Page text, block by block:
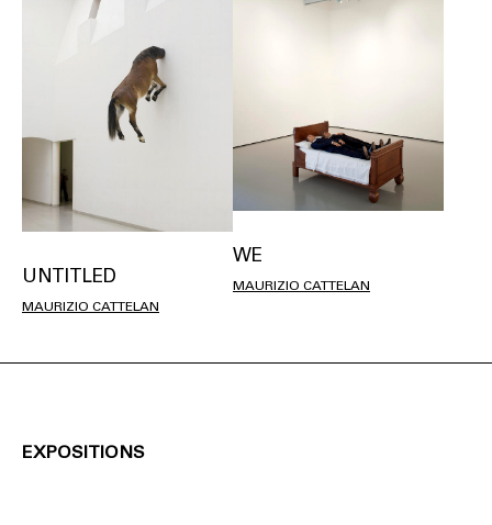
UNTITLED
MAURIZIO CATTELAN
WE
MAURIZIO CATTELAN
EXPOSITIONS